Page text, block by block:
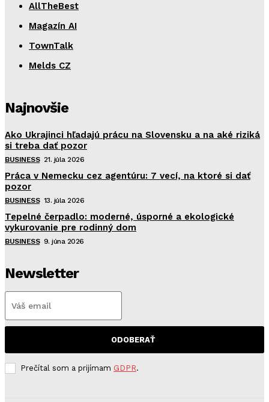
AllTheBest
Magazín AI
TownTalk
Melds CZ
Najnovšie
Ako Ukrajinci hľadajú prácu na Slovensku a na aké riziká
si treba dať pozor
BUSINESS 21. júla 2026
Práca v Nemecku cez agentúru: 7 vecí, na ktoré si dať
pozor
BUSINESS 13. júla 2026
Tepelné čerpadlo: moderné, úsporné a ekologické
vykurovanie pre rodinný dom
BUSINESS 9. júna 2026
Newsletter
ODOBERAŤ
Prečítal som a prijímam GDPR.